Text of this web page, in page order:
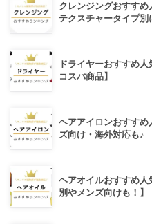
クレンジングおすす
テクスチャータイプ別
ドライヤーおすすめ
コスパ商品】
ヘアアイロンおすす
ズ向け・海外対応も♪
ヘアオイルおすすめ
別やメンズ向けも！】